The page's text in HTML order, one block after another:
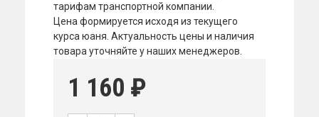
тарифам транспортной компании.
Цена формируется исходя из текущего
курса юаня. Актуальность цены и наличия
товара уточняйте у наших менеджеров.
1 160 ₽